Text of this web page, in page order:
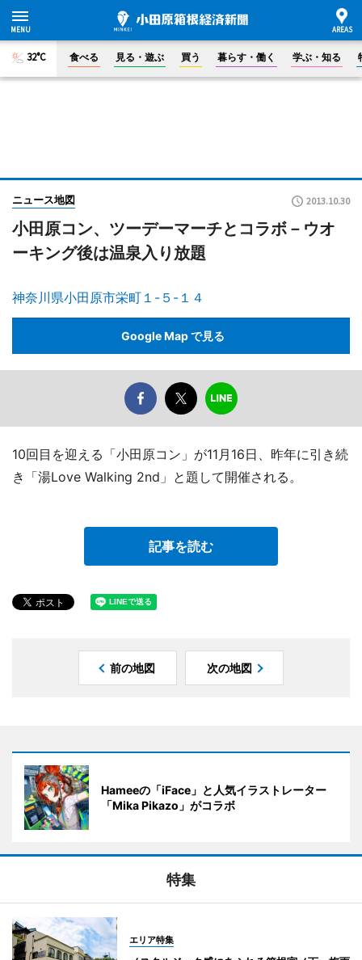
32°C 食べる 見る・遊ぶ 買う 暮らす・働く 学ぶ・知る
ニュース地図 2013.10.30
小田原コン、ツーデーマーチとコラボ－ウオ
ーキング後は温泉入り放題
神奈川県小田原市栄町１-５-１４
Google Map で見る
10回目を迎える「小田原コン」が11月16日、昨年に引き続
き「湯Love Walking 2nd」と題して開催される。
記事を読む
前の地図 次の地図
Hameeの「iFace」と人気イラストレーター
「Mika Pikazo」がコラボ
特集
エリア特集